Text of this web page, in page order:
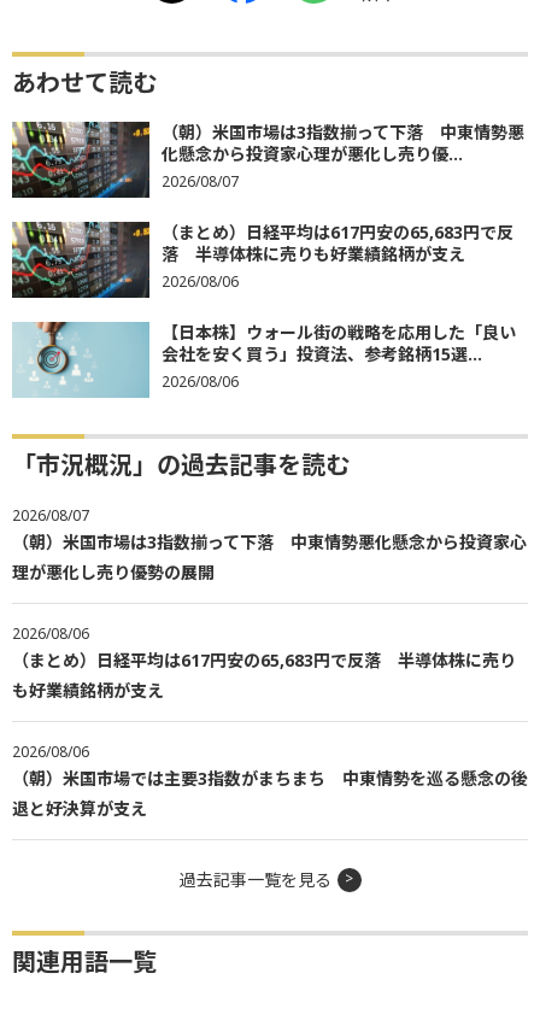
あわせて読む
（朝）米国市場は3指数揃って下落 中東情勢悪
化懸念から投資家心理が悪化し売り優...
2026/08/07
（まとめ）日経平均は617円安の65,683円で反
落 半導体株に売りも好業績銘柄が支え
2026/08/06
【日本株】ウォール街の戦略を応用した「良い
会社を安く買う」投資法、参考銘柄15選...
2026/08/06
「市況概況」の過去記事を読む
2026/08/07
（朝）米国市場は3指数揃って下落 中東情勢悪化懸念から投資家心
理が悪化し売り優勢の展開
2026/08/06
（まとめ）日経平均は617円安の65,683円で反落 半導体株に売り
も好業績銘柄が支え
2026/08/06
（朝）米国市場では主要3指数がまちまち 中東情勢を巡る懸念の後
退と好決算が支え
過去記事一覧を見る
関連用語一覧